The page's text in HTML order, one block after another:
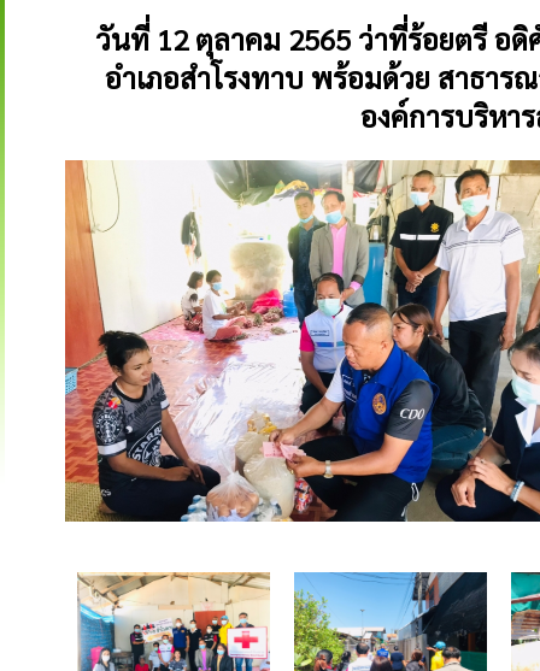
วันที่ 12 ตุลาคม 2565 ว่าที่ร้อยตรี อดิ
อำเภอสำโรงทาบ พร้อมด้วย สาธา
องค์การบริหา